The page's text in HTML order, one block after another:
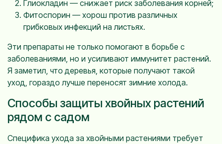
Глиокладин — снижает риск заболевания корней;
Фитоспорин — хорош против различных
грибковых инфекций на листьях.
Эти препараты не только помогают в борьбе с
заболеваниями, но и усиливают иммунитет растений.
Я заметил, что деревья, которые получают такой
уход, гораздо лучше переносят зимние холода.
Способы защиты хвойных растений
рядом с садом
Специфика ухода за хвойными растениями требует